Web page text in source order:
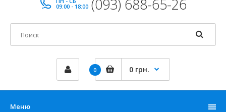
09:00 - 18:00 (093) 688-65-26
0 0 грн.
Меню